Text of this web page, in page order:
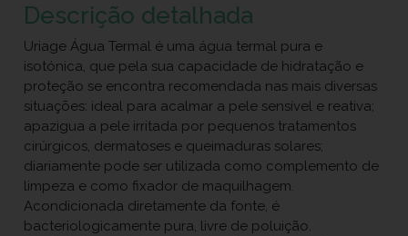
Descrição detalhada
Uriage Água Termal é uma água termal pura e
isotónica, que pela sua capacidade de hidratação e
proteção se encontra recomendada nas mais diversas
situações: ideal para acalmar a pele sensível e reativa;
apazigua a pele irritada por pequenos tratamentos
cirúrgicos, dermatoses e queimaduras solares;
diariamente pode ser utilizada como complemento de
limpeza e como fixador de maquilhagem.
Acondicionada diretamente da fonte, é
bacteriologicamente pura, livre de poluição.